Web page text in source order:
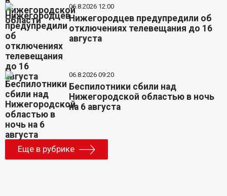
06.8.2026 12:00
Нижегородцев предупредили об
отключениях телевещания до 16
августа
06.8.2026 09:20
Беспилотники сбили над
Нижегородской областью в ночь
на 6 августа
Еще в рубрике